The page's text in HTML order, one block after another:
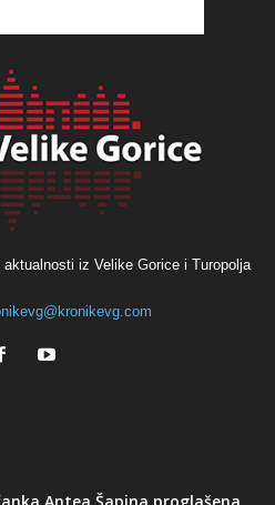
iz Velike Gorice i Turopolja
Antea Šapina proglašena